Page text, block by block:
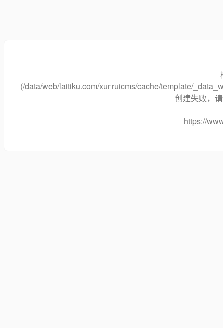
(/data/web/laitiku.com/xunruicms/cache/template/
创建失败，
https://